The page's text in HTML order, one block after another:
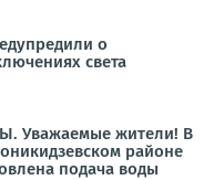
о
света
Уважаемые жители! В
районе
подача воды